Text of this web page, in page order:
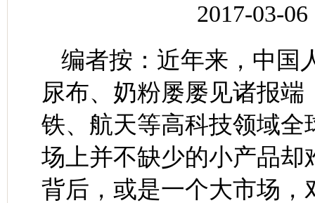
2017-03-
编者按：近年来，中国
尿布、奶粉屡屡见诸报
铁、航天等高科技领域
场上并不缺少的小产品
背后，或是一个大市场